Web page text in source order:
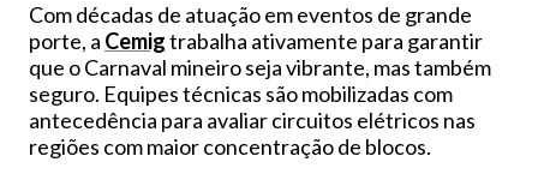
Com décadas de atuação em eventos de grande
porte, a Cemigtrabalha ativamente para garantir
que o Carnaval mineiro seja vibrante, mas também
seguro. Equipes técnicas são mobilizadas com
antecedência para avaliar circuitos elétricos nas
regiões com maior concentração de blocos.